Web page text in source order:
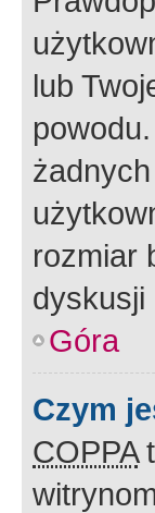
lub
rozmiar
dyskusji
Góra
Czym
COPPA